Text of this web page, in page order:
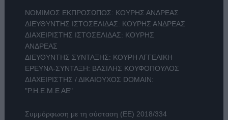
ΝΟΜΙΜΟΣ ΕΚΠΡΟΣΩΠΟΣ: ΚΟΥΡΗΣ ΑΝΔΡΕΑΣ
ΔΙΕΥΘΥΝΤΗΣ ΙΣΤΟΣΕΛΙΔΑΣ: ΚΟΥΡΗΣ ΑΝΔΡΕΑΣ
ΔΙΑΧΕΙΡΙΣΤΗΣ ΙΣΤΟΣΕΛΙΔΑΣ: ΚΟΥΡΗΣ
ΑΝΔΡΕΑΣ
ΔΙΕΥΘΥΝΤΗΣ ΣΥΝΤΑΞΗΣ: ΚΟΥΡΗ ΑΓΓΕΛΙΚΗ
ΕΡΕΥΝΑ-ΣΥΝΤΑΞΗ: ΒΑΣΙΛΗΣ ΚΟΥΦΟΠΟΥΛΟΣ
ΔΙΑΧΕΙΡΙΣΤΗΣ / ΔΙΚΑΙΟΥΧΟΣ DOMAIN:
"Ρ.Η.Ε.Μ.Ε ΑΕ"
Συμμόρφωση με τη σύσταση (ΕΕ) 2018/334